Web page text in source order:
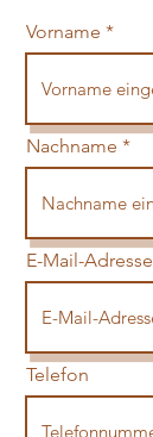
Vorname
Nachname
E-Mail-Adresse
Telefon